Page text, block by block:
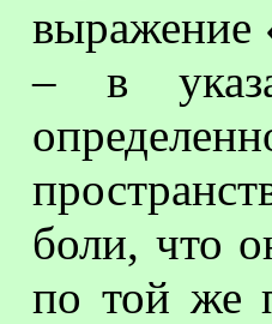
выражение
– в
боли, что
по той же